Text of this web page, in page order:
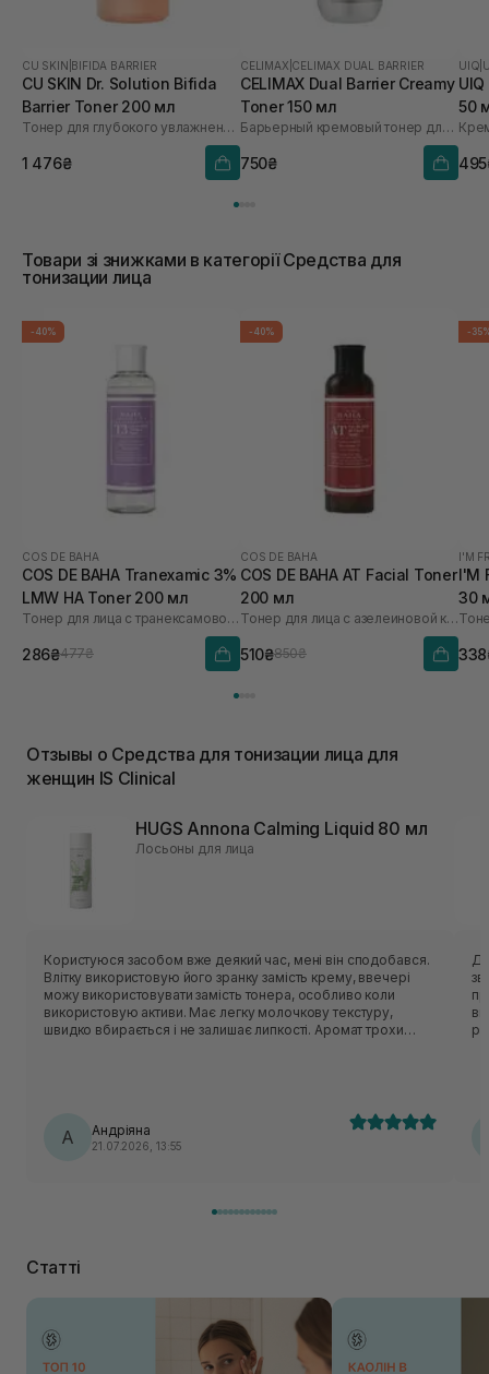
CU SKIN BIFIDA BARRIER
CU SKIN Dr. Solution Bifida
Barrier Toner 200 мл
Тонер для глубокого увлажнения с лизатом бифидобактерий 85%
1 476₴
CELIMAX CELIMAX DUAL BARRIER
CELIMAX Dual Barrier Creamy
Toner 150 мл
Барьерный кремовый тонер для лица
750₴
UIQ
50
Товари зі знижками в категорії Средства для
тонизации лица
-40%
COS DE BAHA
COS DE BAHA Tranexamic 3%
LMW HA Toner 200 мл
Тонер для лица с транексамовой кислотой
286₴477₴
-40%
COS DE BAHA
COS DE BAHA AT Facial Toner
200 мл
Тонер для лица с азелеиновой кислотой
510₴850₴
-
I'M
I'M
30
Отзывы о Средства для тонизации лица для
женщин IS Clinical
HUGS Annona Calming Liquid 80 мл
Лосьоны для лица
Користуюся засобом вже деякий час, мені він сподобався.
Влітку використовую його зранку замість крему, ввечері
можу використовувати замість тонера, особливо коли
використовую активи. Має легку молочкову текстуру,
швидко вбирається і не залишає липкості. Аромат трохи
А Андріяна
21.07.2026, 13:55
Статті